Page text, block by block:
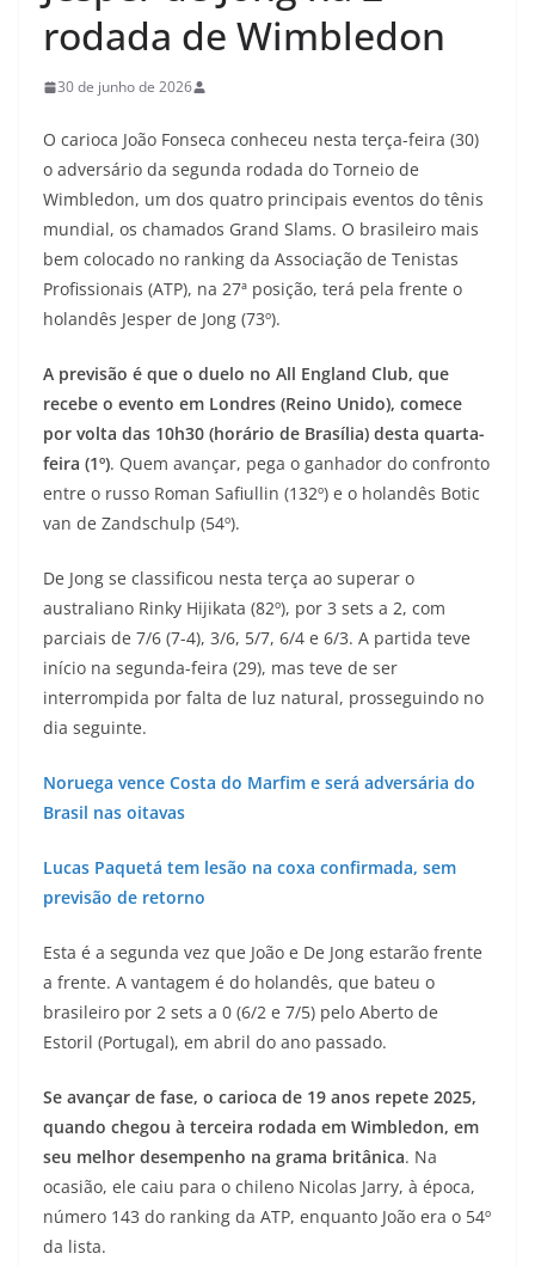
rodada de Wimbledon
30 de junho de 2026
O carioca João Fonseca conheceu nesta terça-feira (30)
o adversário da segunda rodada do Torneio de
Wimbledon, um dos quatro principais eventos do tênis
mundial, os chamados Grand Slams. O brasileiro mais
bem colocado no ranking da Associação de Tenistas
Profissionais (ATP), na 27ª posição, terá pela frente o
holandês Jesper de Jong (73º).
A previsão é que o duelo no All England Club, que
recebe o evento em Londres (Reino Unido), comece
por volta das 10h30 (horário de Brasília) desta quarta-
feira (1º). Quem avançar, pega o ganhador do confronto
entre o russo Roman Safiullin (132º) e o holandês Botic
van de Zandschulp (54º).
De Jong se classificou nesta terça ao superar o
australiano Rinky Hijikata (82º), por 3 sets a 2, com
parciais de 7/6 (7-4), 3/6, 5/7, 6/4 e 6/3. A partida teve
início na segunda-feira (29), mas teve de ser
interrompida por falta de luz natural, prosseguindo no
dia seguinte.
Noruega vence Costa do Marfim e será adversária do
Brasil nas oitavas
Lucas Paquetá tem lesão na coxa confirmada, sem
previsão de retorno
Esta é a segunda vez que João e De Jong estarão frente
a frente. A vantagem é do holandês, que bateu o
brasileiro por 2 sets a 0 (6/2 e 7/5) pelo Aberto de
Estoril (Portugal), em abril do ano passado.
Se avançar de fase, o carioca de 19 anos repete 2025,
quando chegou à terceira rodada em Wimbledon, em
seu melhor desempenho na grama britânica. Na
ocasião, ele caiu para o chileno Nicolas Jarry, à época,
número 143 do ranking da ATP, enquanto João era o 54º
da lista.